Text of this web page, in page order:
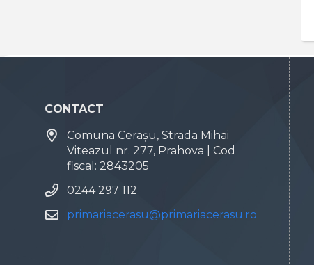
CONTACT
Comuna Cerașu, Strada Mihai
Viteazul nr. 277, Prahova | Cod
fiscal: 2843205
0244 297 112
primariacerasu@primariacerasu.ro